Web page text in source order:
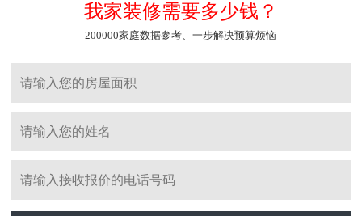
我家装修需要多少钱？
200000家庭数据参考、一步解决预算烦恼